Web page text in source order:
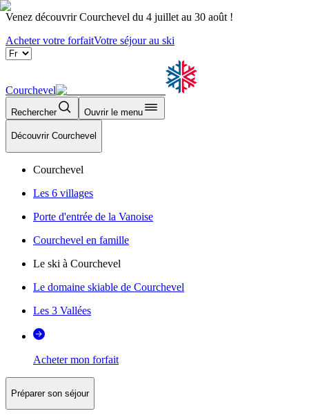
Venez découvrir Courchevel du 4 juillet au 30 août !
Acheter votre forfaitVotre séjour au ski
Courchevel
Rechercher Ouvrir le menu
Découvrir Courchevel
Courchevel
Les 6 villages
Porte d'entrée de la Vanoise
Courchevel en famille
Le ski à Courchevel
Le domaine skiable de Courchevel
Les 3 Vallées
Acheter mon forfait
Préparer son séjour